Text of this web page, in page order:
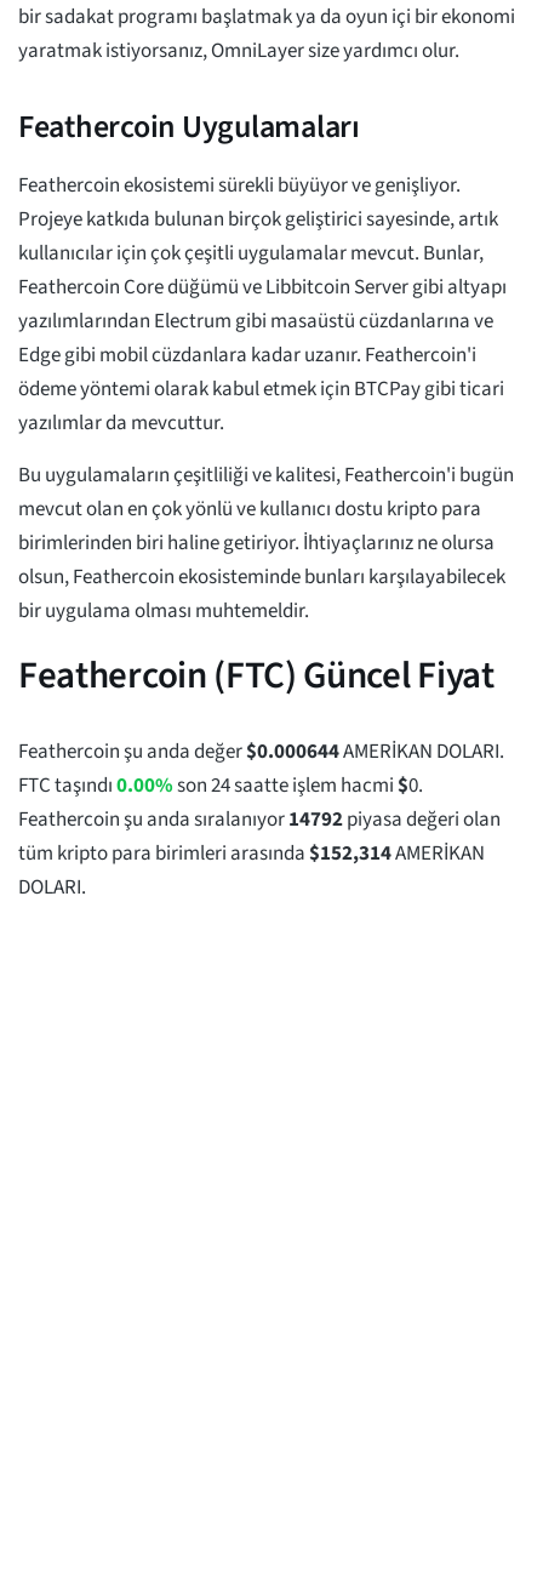
bir sadakat programı başlatmak ya da oyun içi bir ekonomi
yaratmak istiyorsanız, OmniLayer size yardımcı olur.
Feathercoin Uygulamaları
Feathercoin ekosistemi sürekli büyüyor ve genişliyor.
Projeye katkıda bulunan birçok geliştirici sayesinde, artık
kullanıcılar için çok çeşitli uygulamalar mevcut. Bunlar,
Feathercoin Core düğümü ve Libbitcoin Server gibi altyapı
yazılımlarından Electrum gibi masaüstü cüzdanlarına ve
Edge gibi mobil cüzdanlara kadar uzanır. Feathercoin'i
ödeme yöntemi olarak kabul etmek için BTCPay gibi ticari
yazılımlar da mevcuttur.
Bu uygulamaların çeşitliliği ve kalitesi, Feathercoin'i bugün
mevcut olan en çok yönlü ve kullanıcı dostu kripto para
birimlerinden biri haline getiriyor. İhtiyaçlarınız ne olursa
olsun, Feathercoin ekosisteminde bunları karşılayabilecek
bir uygulama olması muhtemeldir.
Feathercoin (FTC) Güncel Fiyat
Feathercoin şu anda değer$0.000644AMERİKAN DOLARI.
FTC taşındı0.00%son 24 saatte işlem hacmi$0.
Feathercoin şu anda sıralanıyor14792piyasa değeri olan
tüm kripto para birimleri arasında$152,314AMERİKAN
DOLARI.